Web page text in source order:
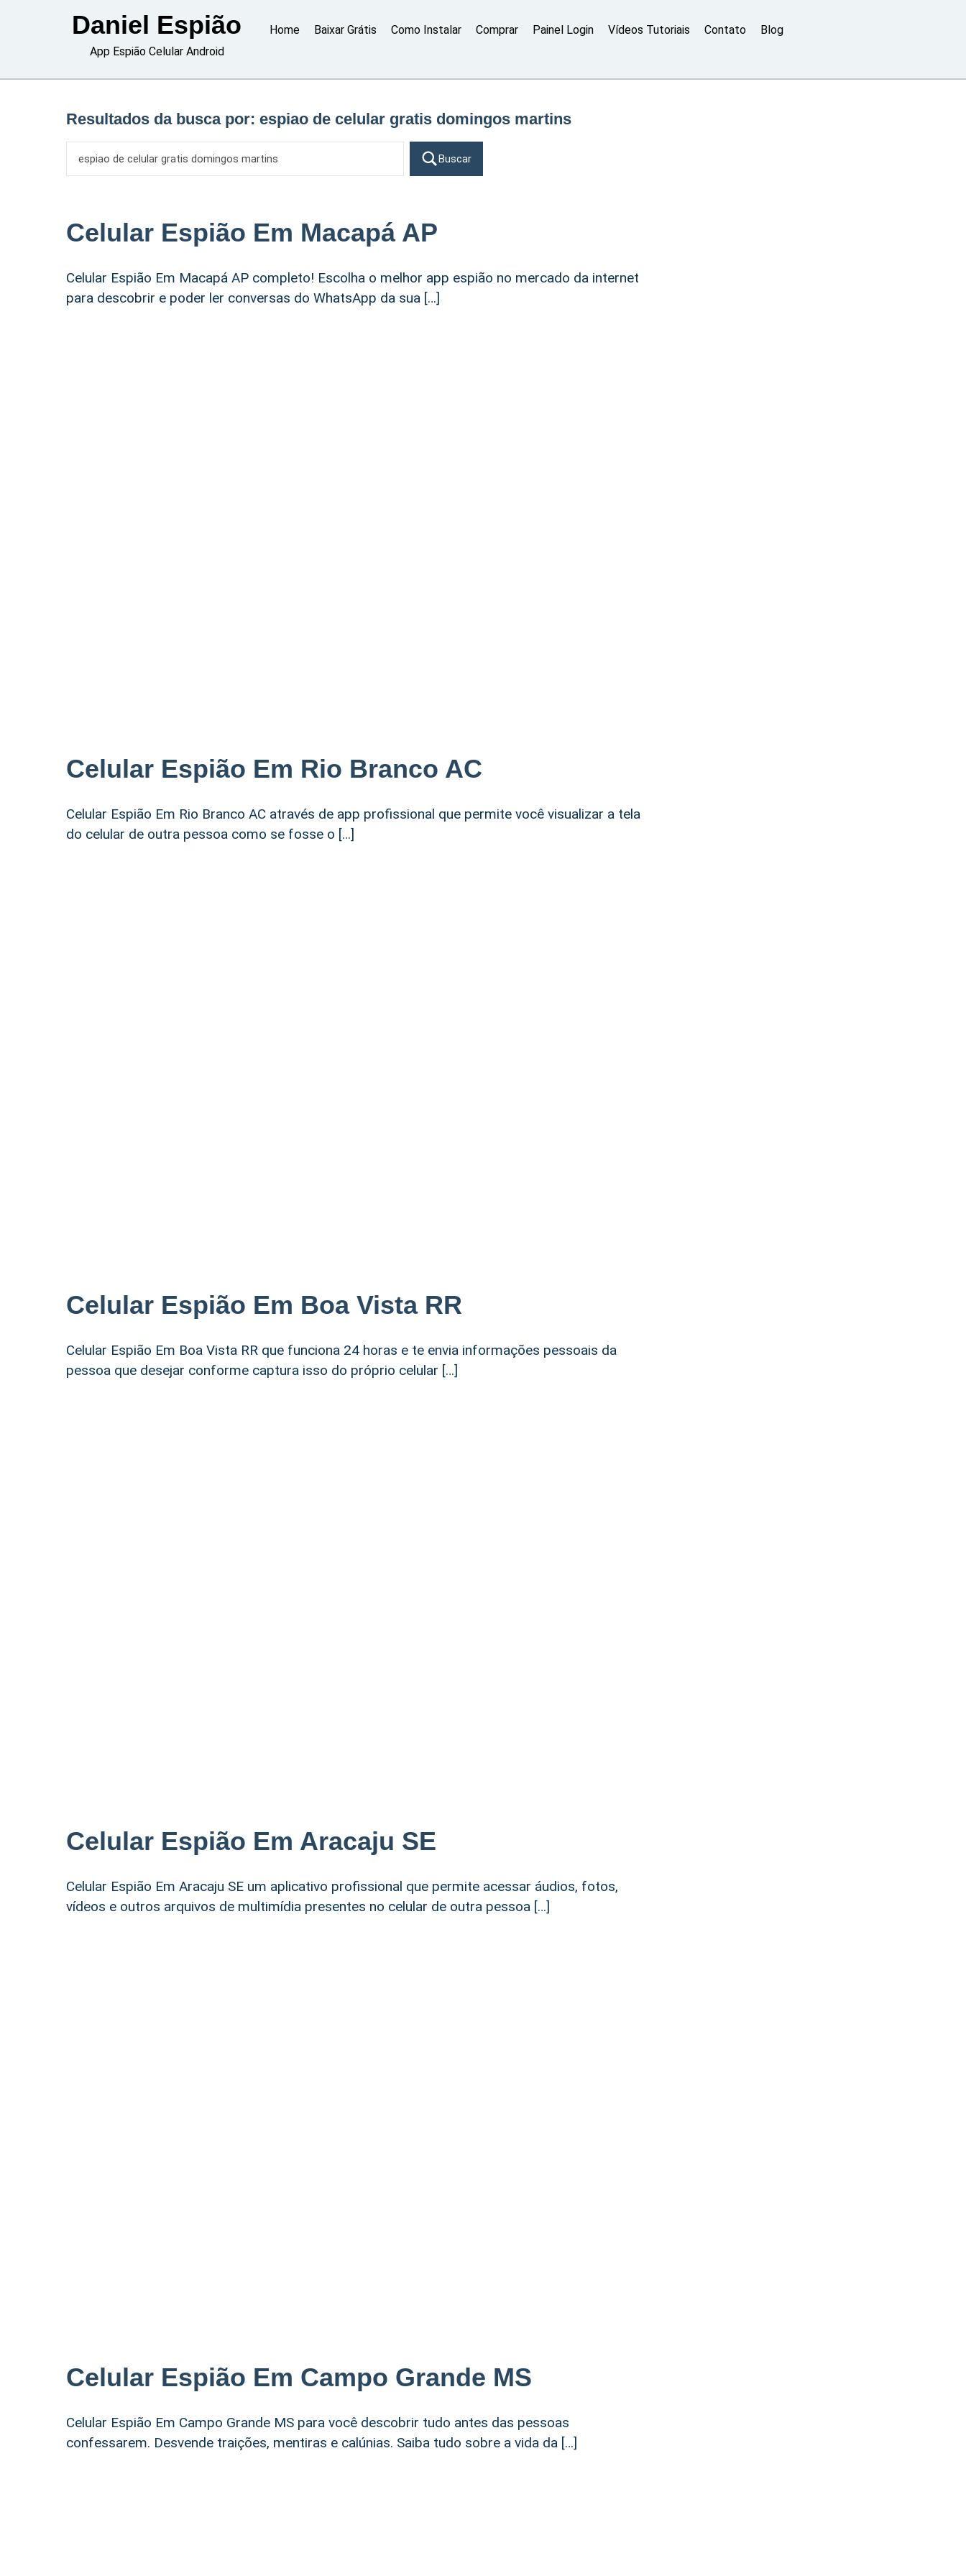
Daniel Espião
App Espião Celular Android
Home Baixar Grátis Como Instalar Comprar Painel Login Vídeos Tutoriais Contato Blog
Resultados da busca por: espiao de celular gratis domingos martins
Buscar
Celular Espião Em Macapá AP
Celular Espião Em Macapá AP completo! Escolha o melhor app espião no mercado da internet
para descobrir e poder ler conversas do WhatsApp da sua […]
Celular Espião Em Rio Branco AC
Celular Espião Em Rio Branco AC através de app profissional que permite você visualizar a tela
do celular de outra pessoa como se fosse o […]
Celular Espião Em Boa Vista RR
Celular Espião Em Boa Vista RR que funciona 24 horas e te envia informações pessoais da
pessoa que desejar conforme captura isso do próprio celular […]
Celular Espião Em Aracaju SE
Celular Espião Em Aracaju SE um aplicativo profissional que permite acessar áudios, fotos,
vídeos e outros arquivos de multimídia presentes no celular de outra pessoa […]
Celular Espião Em Campo Grande MS
Celular Espião Em Campo Grande MS para você descobrir tudo antes das pessoas
confessarem. Desvende traições, mentiras e calúnias. Saiba tudo sobre a vida da […]